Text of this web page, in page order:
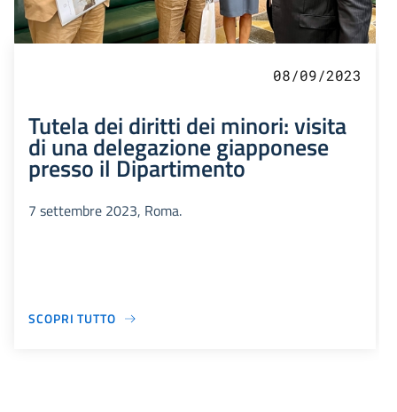
08/09/2023
Tutela dei diritti dei minori: visita
di una delegazione giapponese
presso il Dipartimento
7 settembre 2023, Roma.
SCOPRI TUTTO